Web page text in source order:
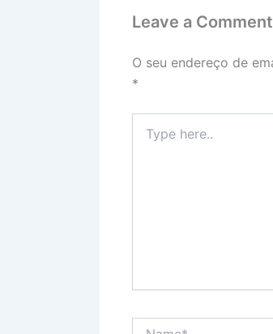
Leave a Comment
O seu endereço de
*
here..